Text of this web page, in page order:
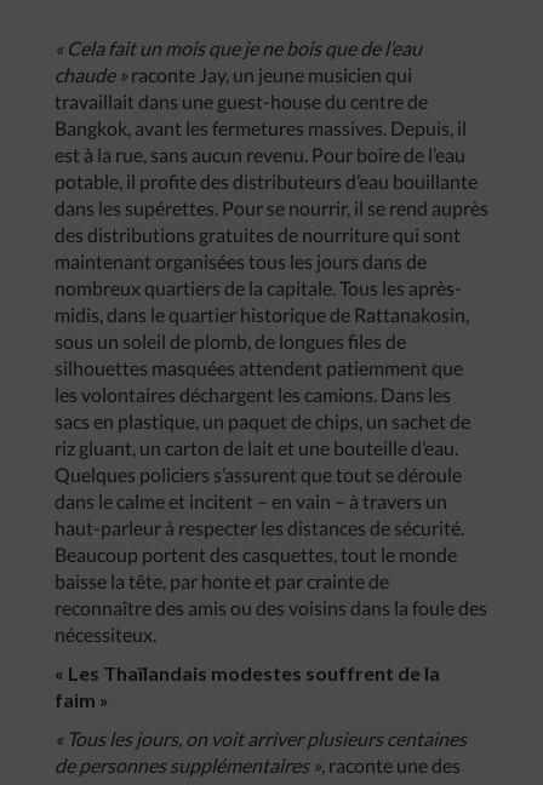
« Cela fait un mois que je ne bois que de l’eau
chaude » raconte Jay, un jeune musicien qui
travaillait dans une guest-house du centre de
Bangkok, avant les fermetures massives. Depuis, il
est à la rue, sans aucun revenu. Pour boire de l’eau
potable, il profite des distributeurs d’eau bouillante
dans les supérettes. Pour se nourrir, il se rend auprès
des distributions gratuites de nourriture qui sont
maintenant organisées tous les jours dans de
nombreux quartiers de la capitale. Tous les après-
midis, dans le quartier historique de Rattanakosin,
sous un soleil de plomb, de longues files de
silhouettes masquées attendent patiemment que
les volontaires déchargent les camions. Dans les
sacs en plastique, un paquet de chips, un sachet de
riz gluant, un carton de lait et une bouteille d’eau.
Quelques policiers s’assurent que tout se déroule
dans le calme et incitent – en vain – à travers un
haut-parleur à respecter les distances de sécurité.
Beaucoup portent des casquettes, tout le monde
baisse la tête, par honte et par crainte de
reconnaître des amis ou des voisins dans la foule des
nécessiteux.
« Les Thaïlandais modestes souffrent de la
faim »
« Tous les jours, on voit arriver plusieurs centaines
de personnes supplémentaires », raconte une des